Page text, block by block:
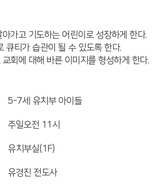
가고 기도하는 어린이로 성장하게 한다.
큐티가 습관이 될 수 있도록 한다.
회에 대해 바른 이미지를 형성하게 한다.
5-7세 유치부 아이들
주일오전 11시
유치부실(1F)
유경진 전도사